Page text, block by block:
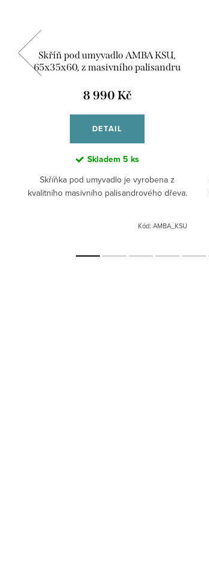
Skříň pod umyvadlo AMBA KSU,
65x35x60, z masivního palisandru
8 990 Kč
DETAIL
Skladem 5 ks
Skříňka pod umyvadlo je vyrobena z
kvalitního masivního palisandrového dřeva.
Kód: AMBA_KSU